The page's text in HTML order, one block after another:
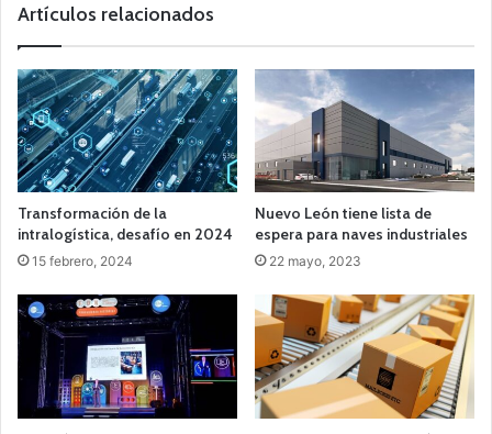
Artículos relacionados
Transformación de la
intralogística, desafío en 2024
15 febrero, 2024
Nuevo León tiene lista de
espera para naves industriales
22 mayo, 2023